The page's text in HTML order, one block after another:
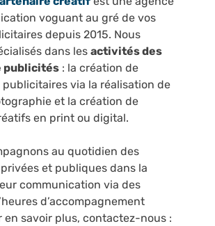
voguant au gré de vos
depuis 2015. Nous
dans les activités des
publicités: la création de
via la réalisation de
et la création de
en print ou digital.
au quotidien des
et publiques dans la
communication via des
d’accompagnement
en savoir plus, contactez-nous :